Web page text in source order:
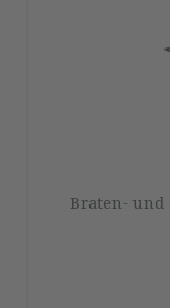
Braten- und